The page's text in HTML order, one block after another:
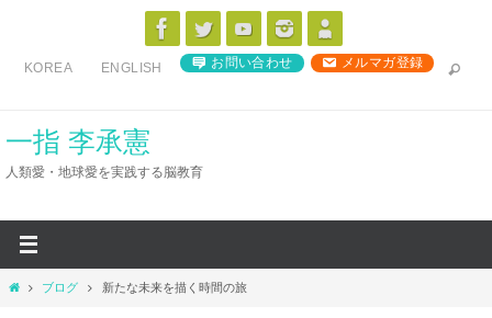
ス
KOREA ENGLISH お問い合わせ メルマガ登録
一指 李承憲
人類愛・地球愛を実践する脳教育
ホ
ブログ 新たな未来を描く時間の旅